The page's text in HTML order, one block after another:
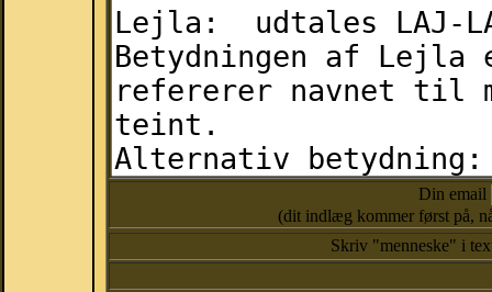
Din email
(dit indlæg kommer først på,
Skriv "menneske" i